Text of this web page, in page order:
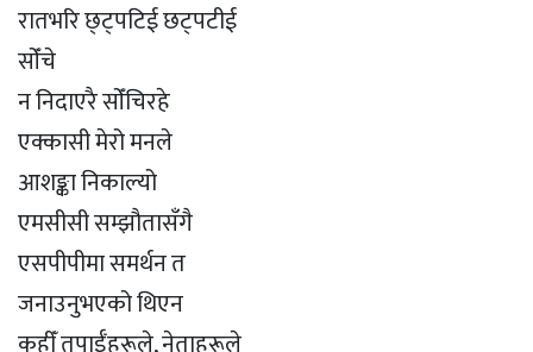
रातभरि छ्ट्पटिई छट्पटीई
सोँचे
न निदाएरै सोँचिरहे
एक्कासी मेरो मनले
आशङ्का निकाल्यो
एमसीसी सम्झौतासँगै
एसपीपीमा समर्थन त
जनाउनुभएको थिएन